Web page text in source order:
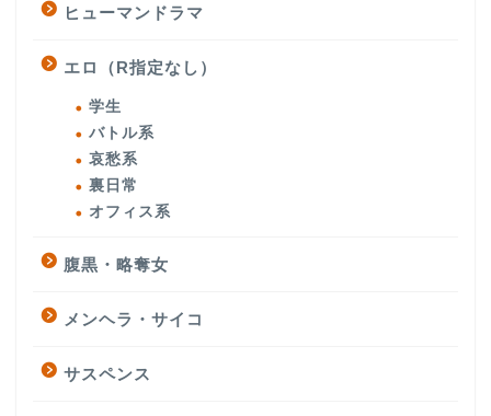
ヒューマンドラマ
エロ（R指定なし）
学生
バトル系
哀愁系
裏日常
オフィス系
腹黒・略奪女
メンヘラ・サイコ
サスペンス